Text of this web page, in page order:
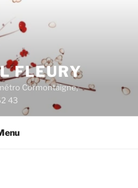
FLEURY
Cormontaigne,
43